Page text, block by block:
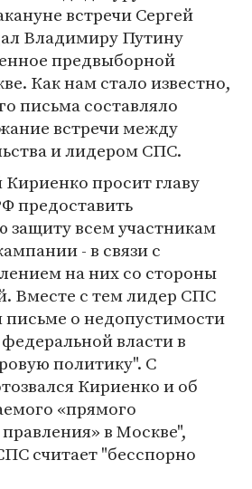
встречи Сергей
Владимиру Путину
предвыборной
Как нам стало известно,
письма составляло
встречи между
и лидером СПС.
просит главу
предоставить
защиту всем участникам
- в связи с
на них со стороны
Вместе с тем лидер СПС
письме о недопустимости
власти в
политику". С
Кириенко и об
«прямого
в Москве",
считает "бесспорно